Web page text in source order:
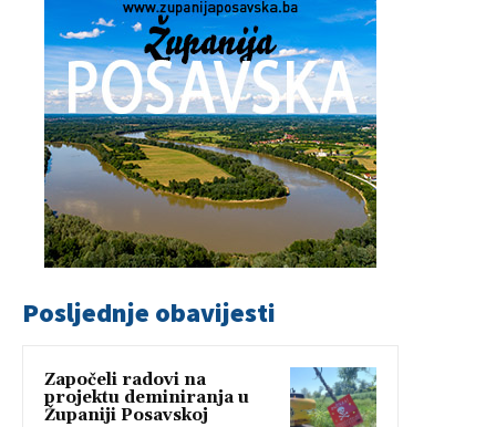
Posljednje obavijesti
Započeli radovi na
projektu deminiranja u
Županiji Posavskoj